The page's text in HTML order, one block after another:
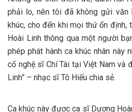
phải lo, nên tôi đã không gửi văn
khúc, cho đến khi mọi thứ ổn
Hoài Linh thông qua một người
phép phát hành ca khúc nhân này
cố nghệ sĩ Chí Tài tại Việt Nam và
Linh” – nhạc sĩ Tô Hiếu chia sẻ.
Ca khúc này được ca sĩ Dương